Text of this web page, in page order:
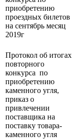
приобретению
проездных билетов
на сентябрь месяц
2019г
Протокол об итогах
повторного
конкурса по
приобретению
каменного угля,
приказ о
привлечении
поставщика на
поставку товара-
каменного угля